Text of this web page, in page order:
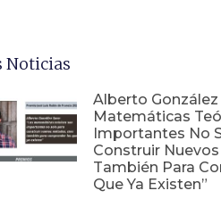
Noticias
Alberto González
Matemáticas
Importantes No
Construir
También Para
Que Ya Existen”